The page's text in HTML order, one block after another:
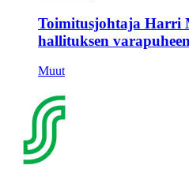
Toimitusjohtaja Harri
hallituksen
Muut